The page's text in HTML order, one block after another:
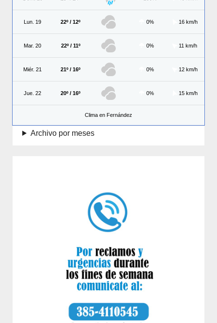
Lun. 19 22º / 12º 0% 16 km/h
Mar. 20 22º / 11º 0% 11 km/h
Miér. 21 21º / 16º 0% 12 km/h
Jue. 22 20º / 16º 0% 15 km/h
Clima en Fernández
Archivo por meses